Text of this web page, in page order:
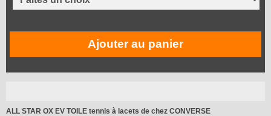
Ajouter au panier
ALL STAR OX EV TOILE tennis à lacets de chez CONVERSE